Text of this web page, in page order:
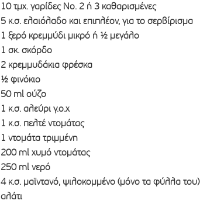
10 τμχ. γαρίδες Νο. 2 ή 3 καθαρισμένες
5 κ.σ. ελαιόλαδο και επιπλέον, για το σερβίρισμα
1 ξερό κρεμμύδι μικρό ή ½ μεγάλο
1 σκ. σκόρδο
2 κρεμμυδάκια φρέσκα
½ φινόκιο
50 ml ούζο
1 κ.σ. αλεύρι γ.ο.χ
1 κ.σ. πελτέ ντομάτας
1 ντομάτα τριμμένη
200 ml χυμό ντομάτας
250 ml νερό
4 κ.σ. μαϊντανό, ψιλοκομμένο (μόνο τα φύλλα του)
αλάτι